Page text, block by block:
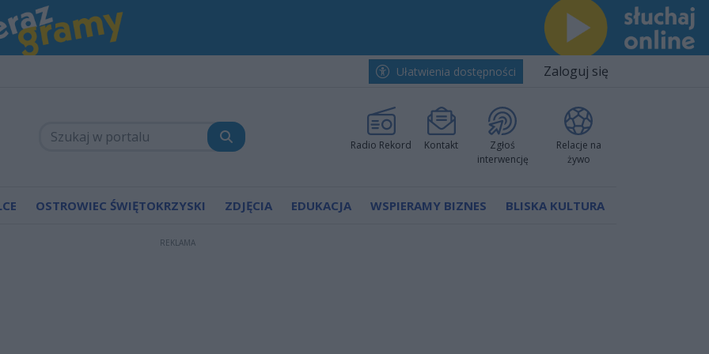
Ułatwienia dostępności Zaloguj się
Radio Rekord Kontakt
Zgłoś
interwencję
Relacje na
żywo
OSTROWIEC ŚWIĘTOKRZYSKI ZDJĘCIA EDUKACJA WSPIERAMY BIZNES BLISKA KULTURA
REKLAMA